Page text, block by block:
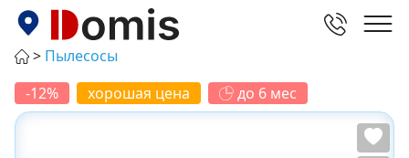
Пылесосы
-12%
хорошая цена до 6 мес